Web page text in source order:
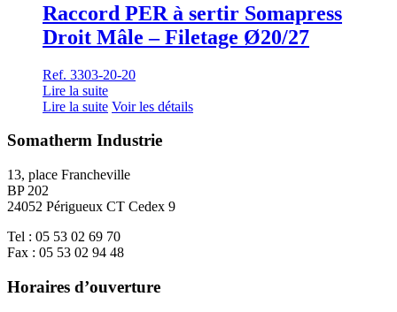
Raccord PER à sertir Somapress
Droit Mâle – Filetage Ø20/27
Ref. 3303-20-20
Lire la suite
Lire la suite Voir les détails
Somatherm Industrie
13, place Francheville
BP 202
24052 Périgueux CT Cedex 9
Tel : 05 53 02 69 70
Fax : 05 53 02 94 48
Horaires d’ouverture